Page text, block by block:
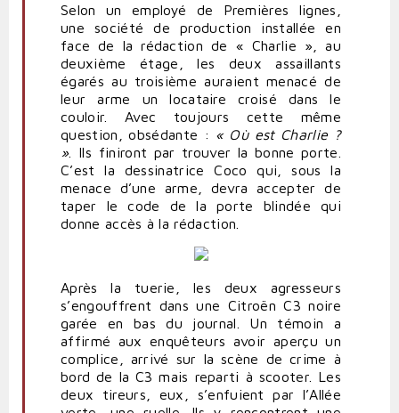
Selon un employé de Premières lignes,
une société de production installée en
face de la rédaction de « Charlie », au
deuxième étage, les deux assaillants
égarés au troisième auraient menacé de
leur arme un locataire croisé dans le
couloir. Avec toujours cette même
question, obsédante : « Où est Charlie ?
». Ils finiront par trouver la bonne porte.
C’est la dessinatrice Coco qui, sous la
menace d’une arme, devraaccepter de
taper le code de la porte blindée qui
donne accès à la rédaction.
Après la tuerie, les deux agresseurs
s’engouffrent dans une Citroën C3 noire
garée en bas du journal. Un témoin a
affirmé aux enquêteurs avoir aperçu un
complice, arrivé sur la scène de crime à
bord de la C3 mais reparti à scooter. Les
deux tireurs, eux, s’enfuient par l’Allée